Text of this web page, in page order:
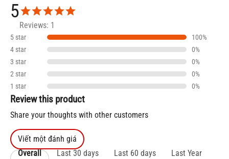
5
Reviews: 1
5 star
100%
4 star
0%
3 star
0%
2 star
0%
1 star
0%
Review this product
Share your thoughts with other customers
Viết một đánh giá
Overall
Last 30 days Last 60 days Last Year